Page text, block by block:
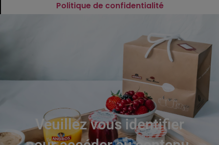
Politique de confidentialité
Veuillez vous identifier